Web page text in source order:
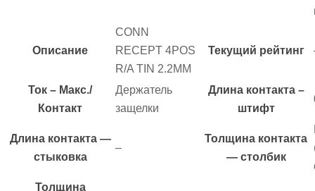
Описание
CONN
RECEPT 4POS
R/A TIN 2.2MM
Текущий рейтинг
Ток – Макс./
Контакт
Держатель
защелки
Длина контакта –
штифт
Длина контакта —
стыковка
–
Толщина контакта
— столбик
Толщина